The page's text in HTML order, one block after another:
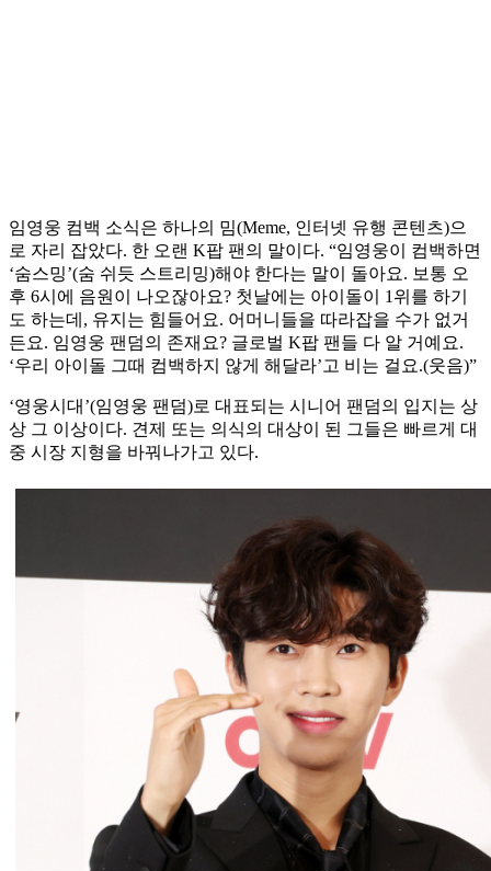
임영웅 컴백 소식은 하나의 밈(Meme, 인터넷 유행 콘텐츠)으
로 자리 잡았다. 한 오랜 K팝 팬의 말이다. “임영웅이 컴백하면
‘숨스밍’(숨 쉬듯 스트리밍)해야 한다는 말이 돌아요. 보통 오
후 6시에 음원이 나오잖아요? 첫날에는 아이돌이 1위를 하기
도 하는데, 유지는 힘들어요. 어머니들을 따라잡을 수가 없거
든요. 임영웅 팬덤의 존재요? 글로벌 K팝 팬들 다 알 거예요.
‘우리 아이돌 그때 컴백하지 않게 해달라’고 비는 걸요.(웃음)”
‘영웅시대’(임영웅 팬덤)로 대표되는 시니어 팬덤의 입지는 상
상 그 이상이다. 견제 또는 의식의 대상이 된 그들은 빠르게 대
중 시장 지형을 바꿔나가고 있다.